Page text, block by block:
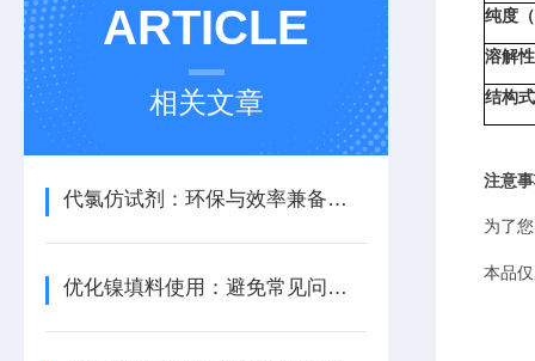
ARTICLE
相关文章
代氯仿试剂：环保与效率兼备的理想选择
优化镍填料使用：避免常见问题提升生产质量
纯度
溶解
结构
注意
为了
本品